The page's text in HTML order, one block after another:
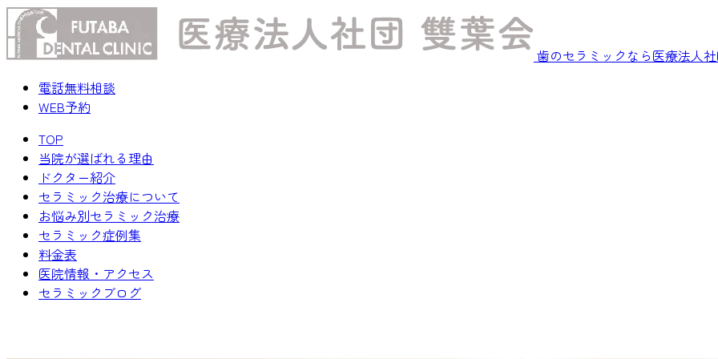
歯のセラミックなら医療法人
電話無料相談
WEB予約
TOP
当院が選ばれる理由
ドクター紹介
セラミック治療について
お悩み別セラミック治療
セラミック症例集
料金表
医院情報・アクセス
セラミックブログ